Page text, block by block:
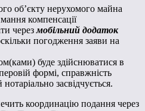
об’єкту нерухомого майна
компенсації
черезмобільний додаток
погодження заяви на
буде здійснюватися в
формі, справжність
засвідчується.
координацію подання через